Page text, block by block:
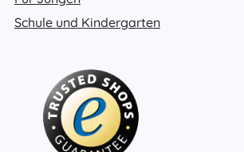
Schule und Kindergarten